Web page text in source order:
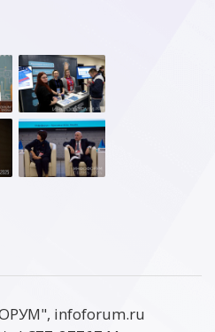
infoforum.ru